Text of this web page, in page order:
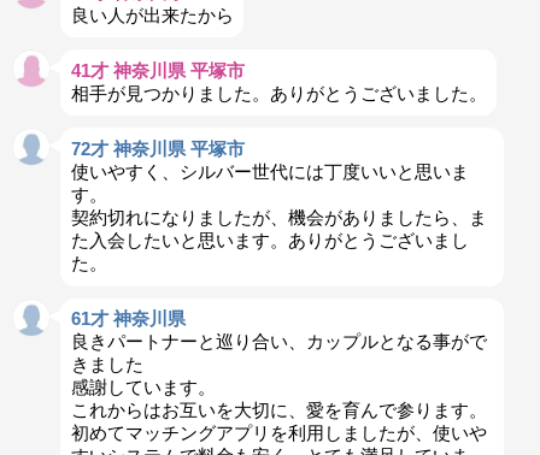
良い人が出来たから
41才 神奈川県 平塚市
相手が見つかりました。ありがとうございました。
72才 神奈川県 平塚市
使いやすく、シルバー世代には丁度いいと思いま
す。
契約切れになりましたが、機会がありましたら、ま
た入会したいと思います。ありがとうございまし
た。
61才 神奈川県
良きパートナーと巡り合い、カップルとなる事がで
きました
感謝しています。
これからはお互いを大切に、愛を育んで参ります。
初めてマッチングアプリを利用しましたが、使いや